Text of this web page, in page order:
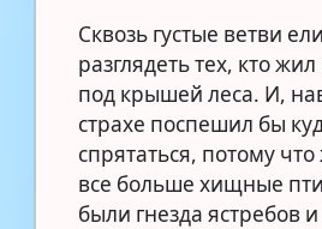
Сквозь густые ветви
разглядеть тех, кто
под крышей леса. И,
страхе поспешил бы
спрятаться, потому
все больше хищные
были гнезда ястребов